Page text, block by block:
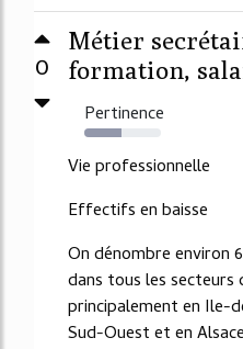
0
Métier
formation,
Pertinence
48%
Vie professionnelle
Effectifs en baisse
On dénombre environ
dans tous les
principalement en Ile-
Sud-Ouest et en